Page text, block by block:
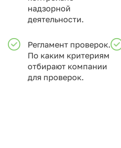
надзорной
деятельности.
Регламент проверок.
По каким критериям
отбирают компании
для проверок.